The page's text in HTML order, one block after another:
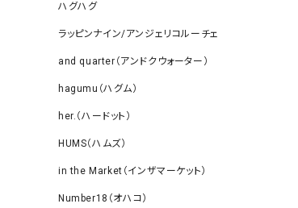
ハグハグ
ラッピンナイン/アンジェリコルーチェ
and quarter（アンドクウォーター）
hagumu（ハグム）
her.（ハードット）
HUMS（ハムズ）
in the Market（インザマーケット）
Number18（オハコ）